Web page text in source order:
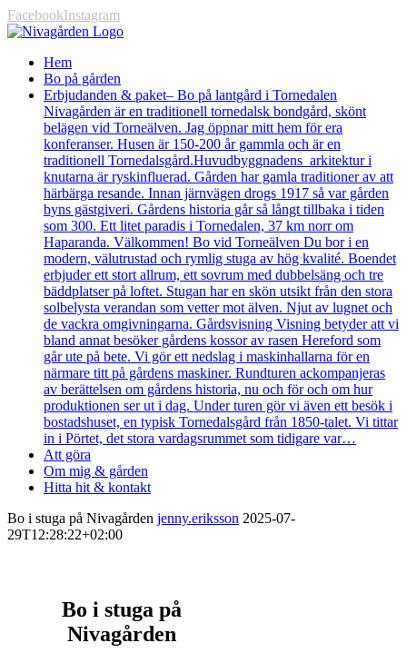
FacebookInstagram
Hem
Bo på gården
Erbjudanden & paket– Bo på lantgård i Tornedalen
Nivagården är en traditionell tornedalsk bondgård, skönt
belägen vid Torneälven. Jag öppnar mitt hem för era
konferanser. Husen är 150-200 år gammla och är en
traditionell Tornedalsgård.Huvudbyggnadens arkitektur i
knutarna är ryskinfluerad. Gården har gamla traditioner av att
härbärga resande. Innan järnvägen drogs 1917 så var gården
byns gästgiveri. Gårdens historia går så långt tillbaka i tiden
som 300. Ett litet paradis i Tornedalen, 37 km norr om
Haparanda. Välkommen! Bo vid Torneälven Du bor i en
modern, välutrustad och rymlig stuga av hög kvalité. Boendet
erbjuder ett stort allrum, ett sovrum med dubbelsäng och tre
bäddplatser på loftet. Stugan har en skön utsikt från den stora
solbelysta verandan som vetter mot älven. Njut av lugnet och
de vackra omgivningarna. Gårdsvisning Visning betyder att vi
bland annat besöker gårdens kossor av rasen Hereford som
går ute på bete. Vi gör ett nedslag i maskinhallarna för en
närmare titt på gårdens maskiner. Rundturen ackompanjeras
av berättelsen om gårdens historia, nu och för och om hur
produktionen ser ut i dag. Under turen gör vi även ett besök i
bostadshuset, en typisk Tornedalsgård från 1850-talet. Vi tittar
in i Pörtet, det stora vardagsrummet som tidigare var…
Att göra
Om mig & gården
Hitta hit & kontakt
Bo i stuga på Nivagården jenny.eriksson 2025-07-
29T12:28:22+02:00
Bo i stuga på
Nivagården